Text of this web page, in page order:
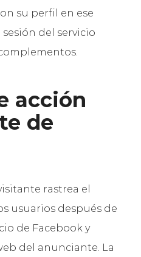
su perfil en ese
del servicio
acción
de
rastrea el
usuarios después de
de Facebook y
del anunciante. La